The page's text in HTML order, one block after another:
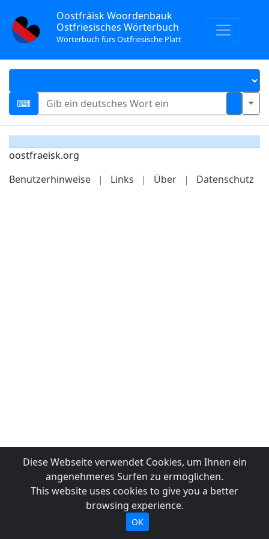
Oostfräisk Woordenbauk
Ostfriesisches Wörterbuch
Wörterbuch fürs Ostfriesische Platt
oostfraeisk.org
Benutzerhinweise
| Links | Über | Datenschutz
Diese Webseite verwendet Cookies, um Ihnen ein
angenehmeres Surfen zu ermöglichen.
This website uses cookies to give you a better
browsing experience.
OK